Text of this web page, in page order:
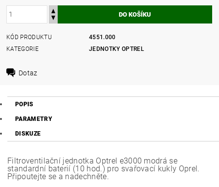
KÓD PRODUKTU
4551.000
KATEGORIE
JEDNOTKY OPTREL
Dotaz
POPIS
PARAMETRY
DISKUZE
Filtroventilační jednotka Optrel e3000 modrá se
standardní baterií (10 hod.) pro svařovací kukly Oprel.
Připoutejte se a nadechněte.